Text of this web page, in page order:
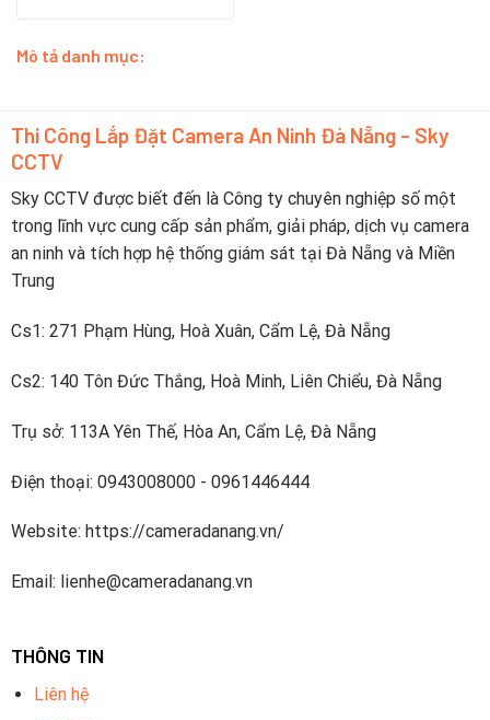
Mô tả danh mục:
Thi Công Lắp Đặt Camera An Ninh Đà Nẵng - Sky
CCTV
Sky CCTV được biết đến là Công ty chuyên nghiệp số một
trong lĩnh vực cung cấp sản phẩm, giải pháp, dịch vụ camera
an ninh và tích hợp hệ thống giám sát tại Đà Nẵng và Miền
Trung
Cs1: 271 Phạm Hùng, Hoà Xuân, Cẩm Lệ, Đà Nẵng
Cs2: 140 Tôn Đức Thắng, Hoà Minh, Liên Chiểu, Đà Nẵng
Trụ sở: 113A Yên Thế, Hòa An, Cẩm Lệ, Đà Nẵng
Điện thoại: 0943008000 - 0961446444
Website: https://cameradanang.vn/
Email: lienhe@cameradanang.vn
THÔNG TIN
Liên hệ